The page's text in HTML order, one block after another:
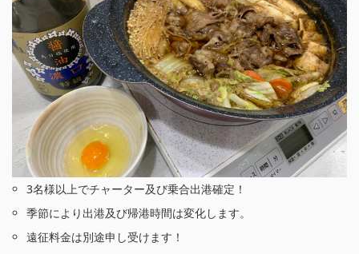
3名様以上でチャーター及び乗合出港確定！
季節により出港及び帰港時間は変化します。
遠征料金は別途申し受けます！